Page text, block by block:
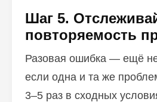
Шаг 5.
повторяемость
Разовая ошибка — ещё
если одна и та же
3–5 раз в сходных